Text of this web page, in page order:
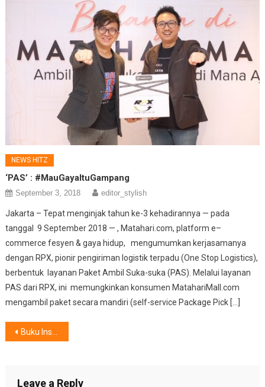
NEWS HITZ
‘PAS’ : #MauGayaItuGampang
September 3, 2018 editor_stylish
Jakarta – Tepat menginjak tahun ke-3 kehadirannya — pada
tanggal 9 September 2018 — , Matahari.com, platform e–
commerce fesyen & gaya hidup, mengumumkan kerjasamanya
dengan RPX, pionir pengiriman logistik terpadu (One Stop Logistics),
berbentuk layanan Paket Ambil Suka-suka (PAS). Melalui layanan
PAS dari RPX, ini memungkinkan konsumen MatahariMall.com
mengambil paket secara mandiri (self-service Package Pick […]
Post
Buku Inspiratif Make Up Artist Diva Indonesia
Leave a Reply